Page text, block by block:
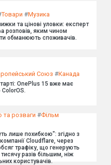
Товари #Музика
та цінові уловки: експерт
розповів, яким чином
обманюють споживачів.
Союз #Канада
OnePlus 15 вже має
та розваги #Фільм
лише похибкою": згідно з
Cloudflare, через
трафіку, що генерують
разів більшим, ніж
користувачів.